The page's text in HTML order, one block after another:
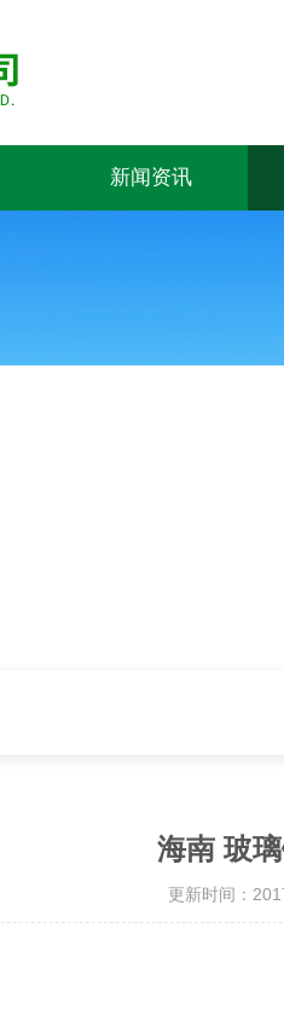
新闻资讯
海南 玻
更新时间：